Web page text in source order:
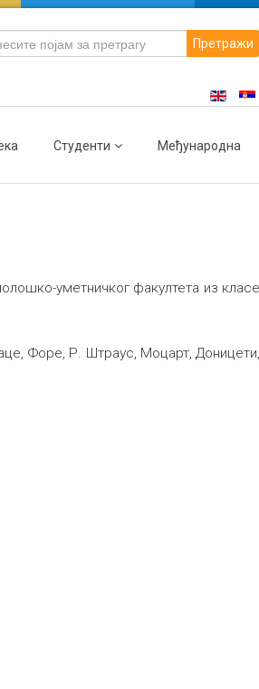
Претражи
Студенти Међународна
уметничког факултета из класе
Форе, Р. Штраус, Моцарт, Доницети,